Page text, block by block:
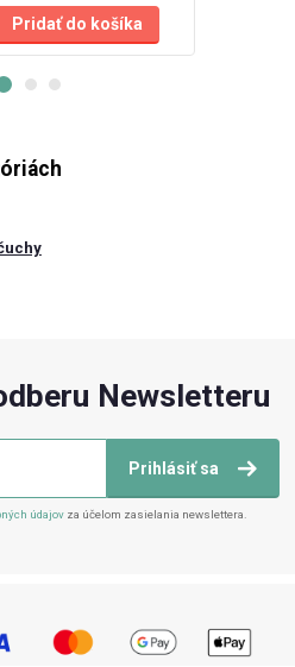
Pridať do košíka
Newsletteru
Prihlásiť sa
údajov za účelom zasielania newslettera.